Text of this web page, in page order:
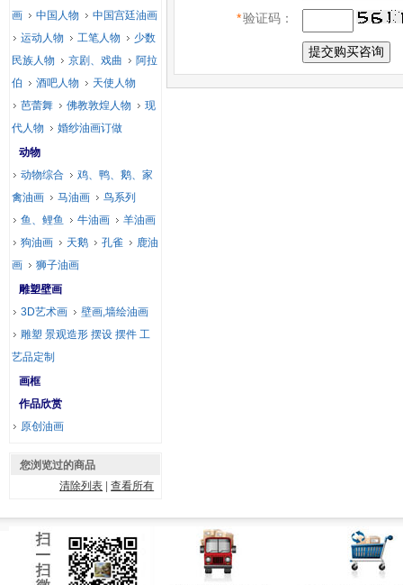
*验证码：
画
中国人物
中国宫廷油画
运动人物
工笔人物
少数
民族人物
京剧、戏曲
阿拉
伯
酒吧人物
天使人物
芭蕾舞
佛教敦煌人物
现
代人物
婚纱油画订做
动物
动物综合
鸡、鸭、鹅、家
禽油画
马油画
鸟系列
鱼、鲤鱼
牛油画
羊油画
狗油画
天鹅 孔雀
鹿油
画
狮子油画
雕塑壁画
3D艺术画
壁画,墙绘油画
雕塑 景观造形 摆设 摆件 工
艺品定制
画框
作品欣赏
原创油画
您浏览过的商品
清除列表 |查看所有